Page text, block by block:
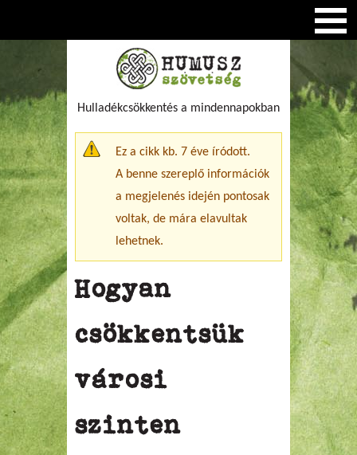
Hulladékcsökkentés a mindennapokban
Figyelmeztető üzenet
Ez a cikk kb. 7 éve íródott.
A benne szereplő információk
a megjelenés idején pontosak
voltak, de mára elavultak
lehetnek.
Hogyan
csökkentsük
városi
szinten